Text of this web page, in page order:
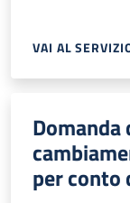
VAI AL
Domanda
per conto